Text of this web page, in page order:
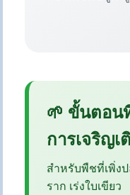
🌱 ขั้นตอน
การเจริญเ
สำหรับพืชที่เพิ่งป
ราก เร่งใบเขียว